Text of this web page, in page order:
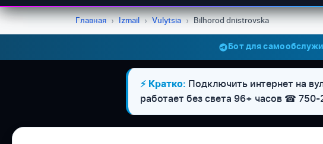
Главная › Izmail › Vulytsia › Bilhorod dnistrovska
Бот для
⚡ Кратко: Подключить интернет на
работает без света 96+ часов ☎